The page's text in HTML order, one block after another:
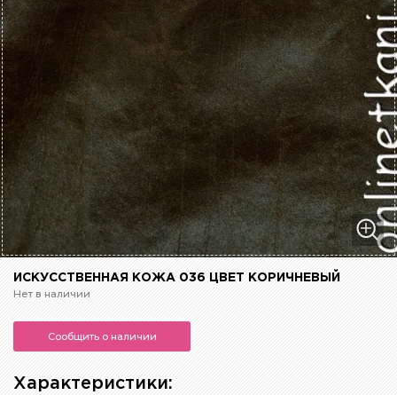
ИСКУССТВЕННАЯ КОЖА 036 ЦВЕТ КОРИЧНЕВЫЙ
Нет в наличии
Сообщить о наличии
Характеристики: